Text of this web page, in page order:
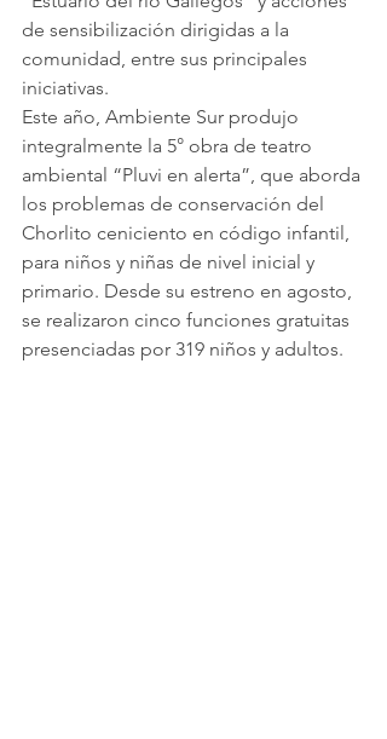
de sensibilización dirigidas a la
comunidad, entre sus principales
iniciativas.
Este año, Ambiente Sur produjo
integralmente la 5° obra de teatro
ambiental “Pluvi en alerta”, que aborda
los problemas de conservación del
Chorlito ceniciento en código infantil,
para niños y niñas de nivel inicial y
primario. Desde su estreno en agosto,
se realizaron cinco funciones gratuitas
presenciadas por 319 niños y adultos.